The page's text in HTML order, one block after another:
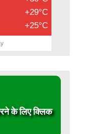
+29°C
+25°C
के लिए क्लिक